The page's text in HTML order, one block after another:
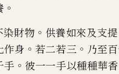
。
染財物 。 供養如來及支提
作身 。 若二若三 。 乃至
手 。 彼一一手以種種華香